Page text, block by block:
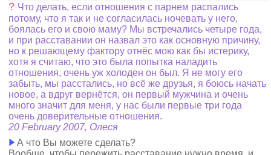
? Что делать, если отношения с парнем распались
потому, что я так и не согласилась ночевать у него,
боялась его и свою маму? Мы встречались четыре года,
и при расставании он назвал это как основную причину,
но к решающему фактору отнёс мою как бы истерику,
хотя я считаю, что это была попытка наладить
отношения, очень уж холоден он был. Я не могу его
забыть, мы расстались, но всё же друзья, я боюсь начать
новое, а вдруг вернётся, он первый мужчина и очень
много значит для меня, у нас были первые три года
очень доверительные отношения.
20 February 2007, Олеся
А что Вы можете сделать?